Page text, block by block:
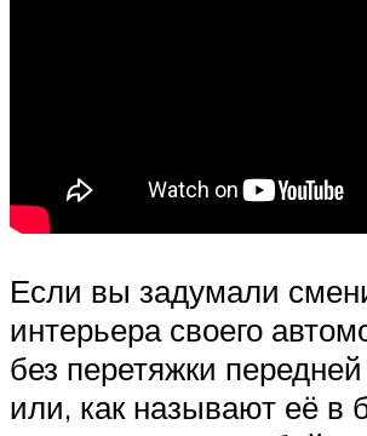
Если вы задумали
интерьера своего
без перетяжки
или, как называют её в